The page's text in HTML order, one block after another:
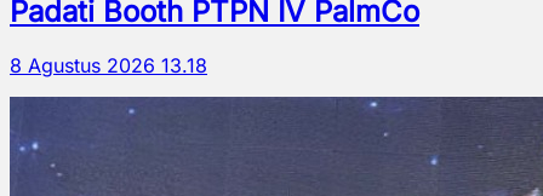
Padati Booth PTPN IV PalmCo
8 Agustus 2026 13.18